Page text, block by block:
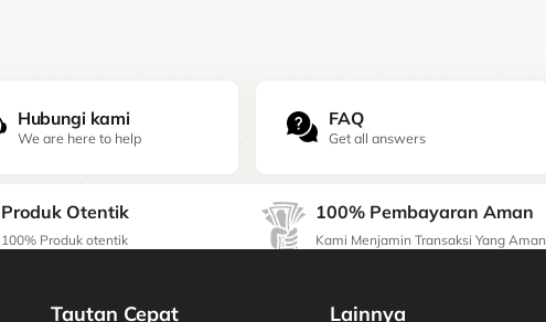
Hubungi kami
We are here to help
FAQ
Get all answers
Produk Otentik
100% Produk otentik
100% Pembayaran Aman
Kami Menjamin Transaksi Yang Aman
Tautan Cepat Lainnya